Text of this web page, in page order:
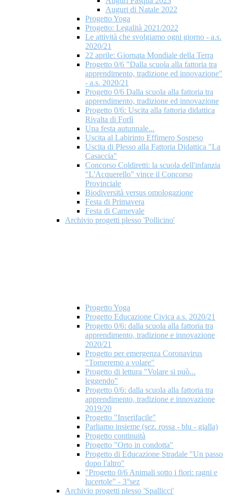
Auguri di Natale 2022
Progetto Yoga
Progetto: Legalità 2021/2022
Le attività che svolgiamo ogni giorno - a.s.
2020/21
22 aprile: Giornata Mondiale della Terra
Progetto 0/6 "Dalla scuola alla fattoria tra
apprendimento, tradizione ed innovazione"
- a.s. 2020/21
Progetto 0/6 Dalla scuola alla fattoria tra
apprendimento, tradizione ed innovazione
Progetto 0/6: Uscita alla fattoria didattica
Rivalta di Forlì
Una festa autunnale...
Uscita al Labirinto Effimero Sospeso
Uscita di Plesso alla Fattoria Didattica "La
Casaccia"
Concorso Coldiretti: la scuola dell'infanzia
"L'Acquerello" vince il Concorso
Provinciale
Biodiversità versus omologazione
Festa di Primavera
Festa di Carnevale
Archivio progetti plesso 'Pollicino'
Progetto Yoga
Progetto Educazione Civica a.s. 2020/21
Progetto 0/6: dalla scuola alla fattoria tra
apprendimento, tradizione e innovazione
2020/21
Progetto per emergenza Coronavirus
"Torneremo a volare"
Progetto di lettura "Volare si può...
leggendo"
Progetto 0/6: dalla scuola alla fattoria tra
apprendimento, tradizione e innovazione
2019/20
Progetto "Inserifacile"
Parliamo insieme (sez. rossa - blu - gialla)
Progetto continuità
Progetto "Orto in condotta"
Progetto di Educazione Stradale "Un passo
dopo l'altro"
"Progetto 0/6 Animali sotto i fiori: ragni e
lucertole" - 3°sez
Archivio progetti plesso 'Spallicci'